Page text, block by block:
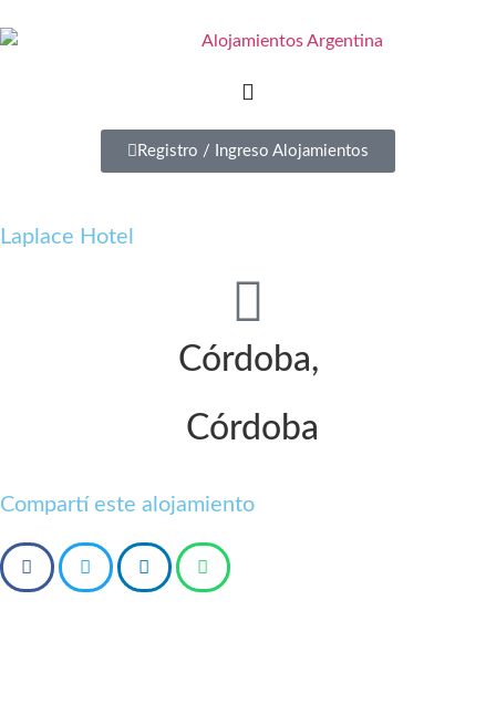
Registro / Ingreso Alojamientos
Laplace Hotel
Córdoba,
Córdoba
Compartí este alojamiento